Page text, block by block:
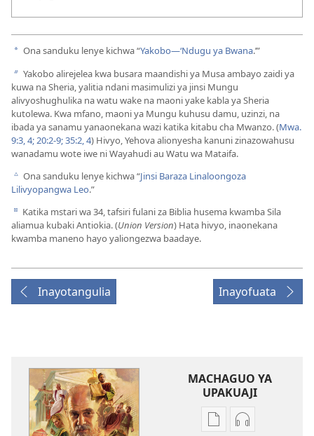
a Ona sanduku lenye kichwa “Yakobo—‘Ndugu ya Bwana.’”
b Yakobo alirejelea kwa busara maandishi ya Musa ambayo zaidi ya
kuwa na Sheria, yalitia ndani masimulizi ya jinsi Mungu
alivyoshughulika na watu wake na maoni yake kabla ya Sheria
kutolewa. Kwa mfano, maoni ya Mungu kuhusu damu, uzinzi, na
ibada ya sanamu yanaonekana wazi katika kitabu cha Mwanzo. (Mwa.
9:3, 4; 20:2-9;35:2, 4) Hivyo, Yehova alionyesha kanuni zinazowahusu
wanadamu wote iwe ni Wayahudi au Watu wa Mataifa.
c Ona sanduku lenye kichwa “Jinsi Baraza Linaloongoza
Lilivyopangwa Leo.”
d Katika mstari wa 34, tafsiri fulani za Biblia husema kwamba Sila
aliamua kubaki Antiokia. (Union Version) Hata hivyo, inaonekana
kwamba maneno hayo yaliongezwa baadaye.
Inayotangulia Inayofuata
MACHAGUO YA
UPAKUAJI
MbinuMbinu